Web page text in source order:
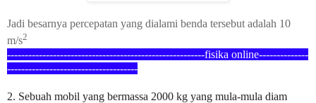
Jadi besarnya percepatan yang dialami benda tersebut adalah 10
m/s2
--------------------------------------------------------fisika online--------------
-------------------------------------
2. Sebuah mobil yang bermassa 2000 kg yang mula-mula diam